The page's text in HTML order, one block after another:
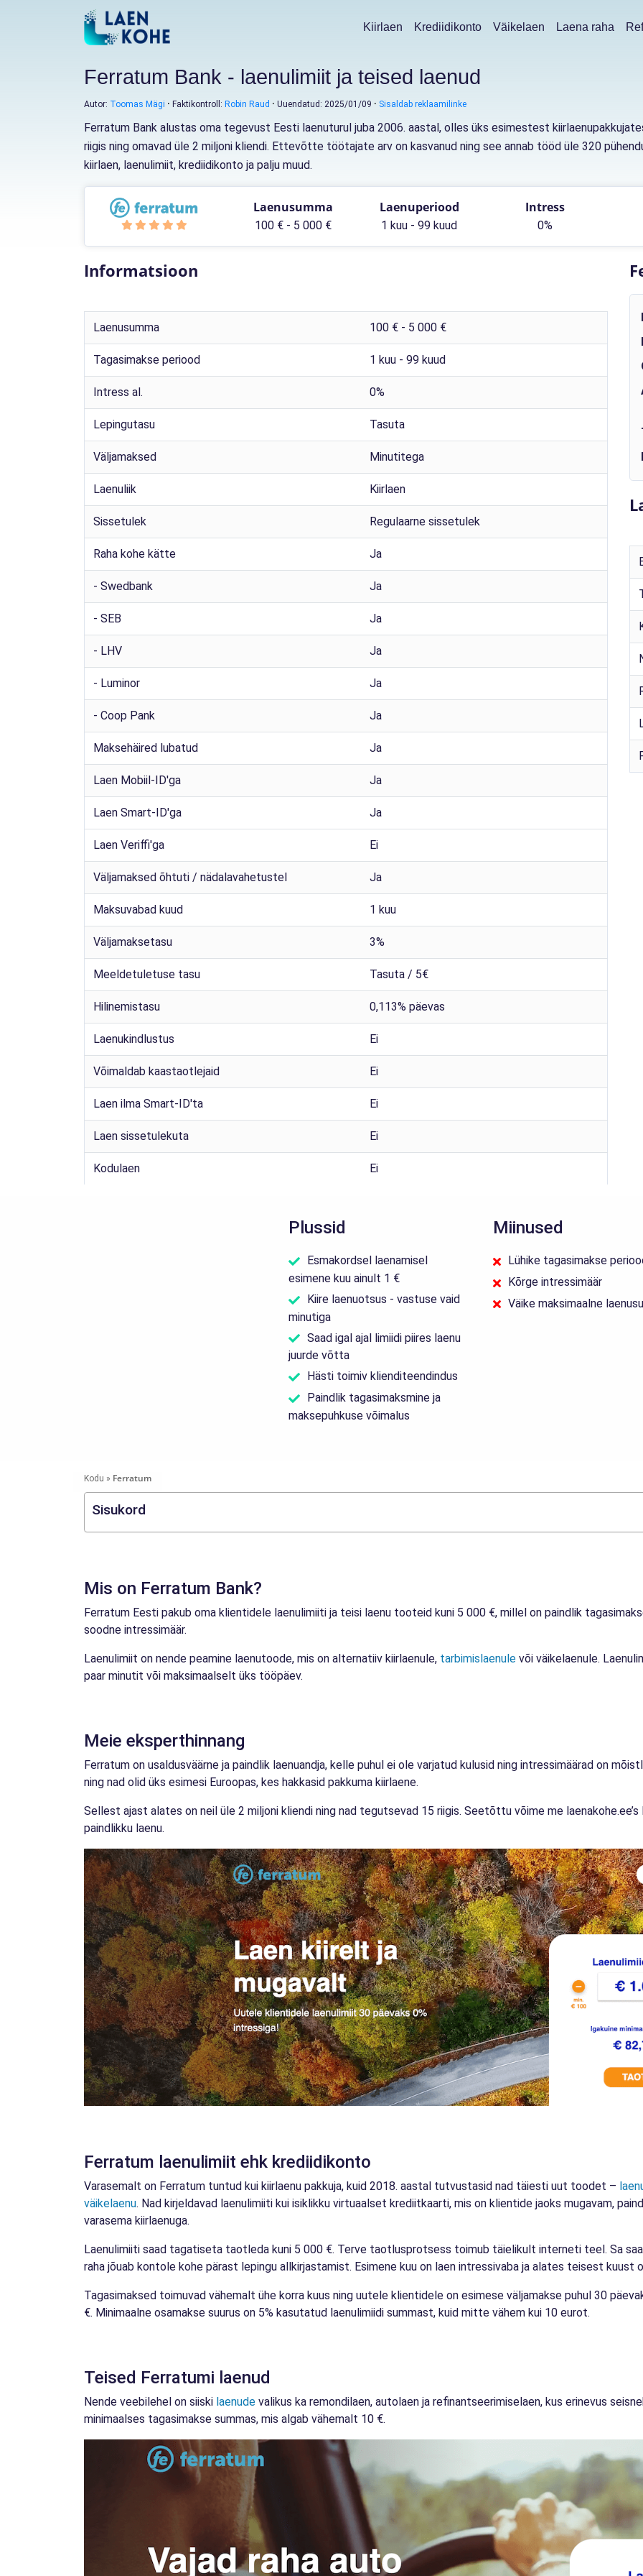
Kiirlaen Krediidikonto Väikelaen Laena raha
Ferratum Bank - laenulimiit ja teised laenud
Autor: Toomas Mägi Faktikontroll: Robin Raud Uuendatud: 2025/01/09 Sisaldab reklaamilinke
Ferratum Bank alustas oma tegevust Eesti laenuturul juba 2006. aastal, olles üks esimestest
riigis ning omavad üle 2 miljoni kliendi. Ettevõtte töötajate arv on kasvanud ning see annab tööd üle 320
kiirlaen, laenulimiit, krediidikonto ja palju muud.
Laenusumma
100 € - 5 000 €
Laenuperiood
1 kuu - 99 kuud
Intress
0%
Informatsioon
Laenusumma 100 € - 5 000 €
Tagasimakse periood 1 kuu - 99 kuud
Intress al. 0%
Lepingutasu Tasuta
Väljamaksed Minutitega
Laenuliik Kiirlaen
Sissetulek Regulaarne sissetulek
Raha kohe kätte Ja
- Swedbank Ja
- SEB Ja
- LHV Ja
- Luminor Ja
- Coop Pank Ja
Maksehäired lubatud Ja
Laen Mobiil-ID'ga Ja
Laen Smart-ID'ga Ja
Laen Veriffi'ga Ei
Väljamaksed õhtuti / nädalavahetustel Ja
Maksuvabad kuud 1 kuu
Väljamaksetasu 3%
Meeldetuletuse tasu Tasuta / 5€
Hilinemistasu 0,113% päevas
Laenukindlustus Ei
Võimaldab kaastaotlejaid Ei
Laen ilma Smart-ID'ta Ei
Laen sissetulekuta Ei
Kodulaen Ei
Plussid
Esmakordsel laenamisel
esimene kuu ainult 1 €
Kiire laenuotsus - vastuse vaid
minutiga
Saad igal ajal limiidi piires laenu
juurde võtta
Hästi toimiv klienditeendindus
Paindlik tagasimaksmine ja
maksepuhkuse võimalus
Miinused
Lühike tagasimakse
Kõrge intressimäär
Väike maksimaalne
Kodu » Ferratum
Sisukord
Mis on Ferratum Bank?
Ferratum Eesti pakub oma klientidele laenulimiiti ja teisi laenu tooteid kuni 5 000 €, millel on paindlik
soodne intressimäär.
Laenulimiit on nende peamine laenutoode, mis on alternatiiv kiirlaenule, tarbimislaenule või väikelaenule.
paar minutit või maksimaalselt üks tööpäev.
Meie eksperthinnang
Ferratum on usaldusväärne ja paindlik laenuandja, kelle puhul ei ole varjatud kulusid ning intressimäärad on
ning nad olid üks esimesi Euroopas, kes hakkasid pakkuma kiirlaene.
Sellest ajast alates on neil üle 2 miljoni kliendi ning nad tegutsevad 15 riigis. Seetõttu võime me
paindlikku laenu.
Ferratum laenulimiit ehk krediidikonto
Varasemalt on Ferratum tuntud kui kiirlaenu pakkuja, kuid 2018. aastal tutvustasid nad täiesti uut toodet –
väikelaenu. Nad kirjeldavad laenulimiiti kui isiklikku virtuaalset krediitkaarti, mis on klientide jaoks mugavam,
varasema kiirlaenuga.
Laenulimiiti saad tagatiseta taotleda kuni 5 000 €. Terve taotlusprotsess toimub täielikult interneti teel. Sa
raha jõuab kontole kohe pärast lepingu allkirjastamist. Esimene kuu on laen intressivaba ja alates teisest kuust
Tagasimaksed toimuvad vähemalt ühe korra kuus ning uutele klientidele on esimese väljamakse puhul 30
€. Minimaalne osamakse suurus on 5% kasutatud laenulimiidi summast, kuid mitte vähem kui 10 eurot.
Teised Ferratumi laenud
Nende veebilehel on siiski laenude valikus ka remondilaen, autolaen ja refinantseerimiselaen, kus erinevus
minimaalses tagasimakse summas, mis algab vähemalt 10 €.